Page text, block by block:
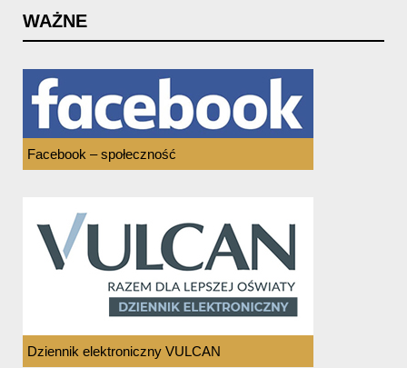
WAŻNE
Facebook – społeczność
Dziennik elektroniczny VULCAN